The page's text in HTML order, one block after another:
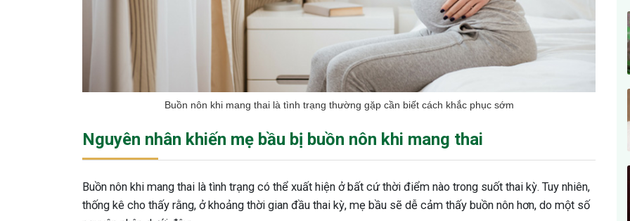
Buồn nôn khi mang thai là tình trạng thường gặp cần biết cách khắc phục sớm
Nguyên nhân khiến mẹ bầu bị buồn nôn khi mang thai
Buồn nôn khi mang thai là tình trạng có thể xuất hiện ở bất cứ thời điểm nào trong suốt thai kỳ. Tuy nhiên,
thống kê cho thấy rằng, ở khoảng thời gian đầu thai kỳ, mẹ bầu sẽ dễ cảm thấy buồn nôn hơn, do một số